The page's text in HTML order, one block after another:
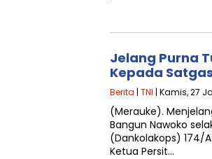
Jelang Purna
Kepada
Berita | TNI | Kamis, 27
(Merauke).
Bangun Nawoko
(Dankolakops) 174/
Ketua Persit…